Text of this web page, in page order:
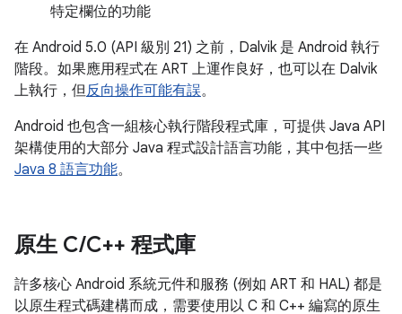
特定欄位的功能
在 Android 5.0 (API 級別 21) 之前，Dalvik 是 Android 執行
階段。如果應用程式在 ART 上運作良好，也可以在 Dalvik
上執行，但反向操作可能有誤。
Android 也包含一組核心執行階段程式庫，可提供 Java API
架構使用的大部分 Java 程式設計語言功能，其中包括一些
Java 8 語言功能。
原生 C/C++ 程式庫
許多核心 Android 系統元件和服務 (例如 ART 和 HAL) 都是
以原生程式碼建構而成，需要使用以 C 和 C++ 編寫的原生